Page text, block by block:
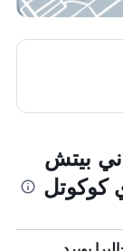
بيتش
كوكوتل